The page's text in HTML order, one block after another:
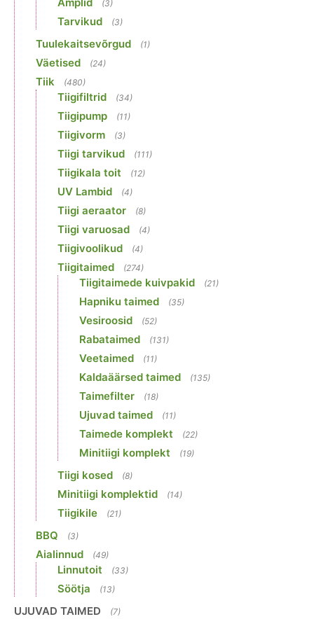
Amplid (3)
Tarvikud (3)
Tuulekaitsevõrgud (1)
Väetised (24)
Tiik (480)
Tiigifiltrid (34)
Tiigipump (11)
Tiigivorm (3)
Tiigi tarvikud (111)
Tiigikala toit (12)
UV Lambid (4)
Tiigi aeraator (8)
Tiigi varuosad (4)
Tiigivoolikud (4)
Tiigitaimed (274)
Tiigitaimede kuivpakid (21)
Hapniku taimed (35)
Vesiroosid (52)
Rabataimed (131)
Veetaimed (11)
Kaldaäärsed taimed (135)
Taimefilter (18)
Ujuvad taimed (11)
Taimede komplekt (22)
Minitiigi komplekt (19)
Tiigi kosed (8)
Minitiigi komplektid (14)
Tiigikile (21)
BBQ (3)
Aialinnud (49)
Linnutoit (33)
Söötja (13)
UJUVAD TAIMED (7)